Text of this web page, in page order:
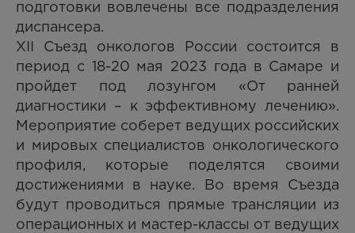
подготовки вовлечены все подразделения
диспансера.
XII Съезд онкологов России состоится в
период с 18-20 мая 2023 года в Самаре и
пройдет под лозунгом «От ранней
диагностики – к эффективному лечению».
Мероприятие соберет ведущих российских
и мировых специалистов онкологического
профиля, которые поделятся своими
достижениями в науке. Во время Съезда
будут проводиться прямые трансляции из
операционных и мастер-классы от ведущих